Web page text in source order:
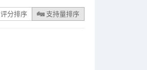
评分排序 支持量排序